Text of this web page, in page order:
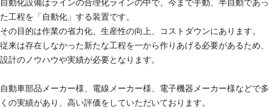
自動化設備はラインの合理化ラインの中で、今まで手動、半自動であっ
た工程を「自動化」する装置です。
その目的は作業の省力化、生産性の向上、コストダウンにあります。
従来は存在しなかった新たな工程を一から作りあげる必要があるため、
設計のノウハウや実績が必要となります。
自動車部品メーカー様、電線メーカー様、電子機器メーカー様などで多
くの実績があり、高い評価をしていただいております。